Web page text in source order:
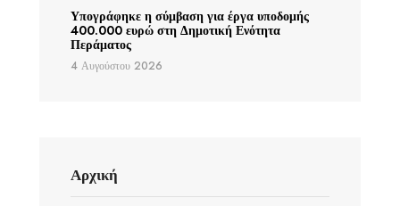
Υπογράφηκε η σύμβαση για έργα υποδομής
400.000 ευρώ στη Δημοτική Ενότητα
Περάματος
4 Αυγούστου 2026
Αρχική